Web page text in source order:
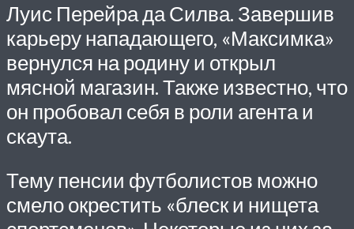
Луис Перейра да Силва. Завершив
карьеру нападающего, «Максимка»
вернулся на родину и открыл
мясной магазин. Также известно, что
он пробовал себя в роли агента и
скаута.
Тему пенсии футболистов можно
смело окрестить «блеск и нищета